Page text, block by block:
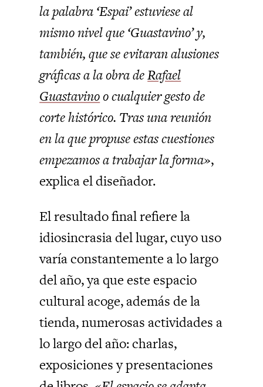
la palabra ‘Espai’ estuviese al
mismo nivel que ‘Guastavino’ y,
también, que se evitaran alusiones
gráficas a la obra deRafael
Guastavinoo cualquier gesto de
corte histórico. Tras una reunión
en la que propuse estas cuestiones
empezamos a trabajar la forma»,
explica el diseñador.
El resultado final refiere la
idiosincrasia del lugar, cuyo uso
varía constantemente a lo largo
del año, ya que este espacio
cultural acoge, además de la
tienda, numerosas actividades a
lo largo del año: charlas,
exposiciones y presentaciones